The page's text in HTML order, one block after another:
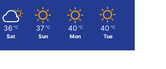
36 ℃
Sat
37 ℃
Sun
40 ℃
Mon
40 ℃
Tue